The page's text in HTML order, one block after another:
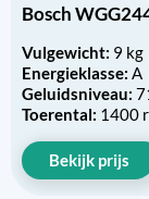
Bosch
Vulgewicht: 9 kg
Energieklasse: A
Geluidsniveau:
Toerental: 1400
Bekijk prijs